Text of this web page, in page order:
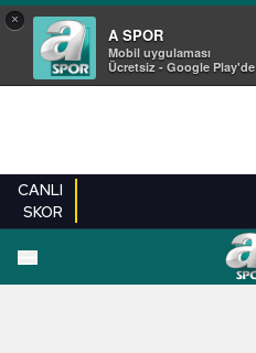
×
A SPOR
Mobil uygulaması
Ücretsiz - Google Play'de
CANLI
SKOR
FUTBOL